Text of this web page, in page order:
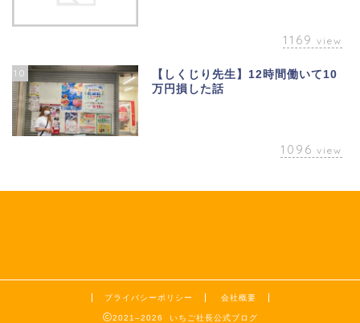
1169 view
10
【しくじり先生】12時間働いて10
万円損した話
1096 view
プライバシーポリシー 会社概要
2021–2026 いちご社長公式ブログ